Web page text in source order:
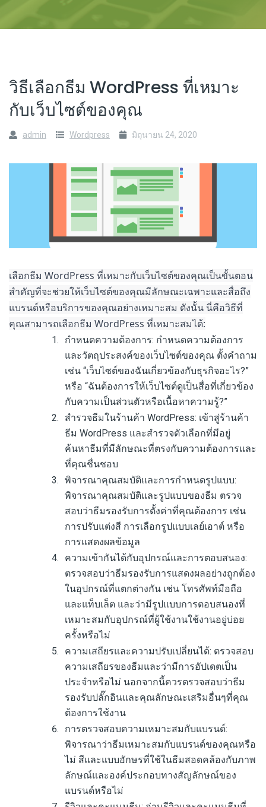
วิธีเลือกธีม WordPress ที่เหมาะ
กับเว็บไซต์ของคุณ
admin Wordpress มิถุนายน 24, 2020
เลือกธีม WordPress ที่เหมาะกับเว็บไซต์ของคุณเป็นขั้นตอน
สำคัญที่จะช่วยให้เว็บไซต์ของคุณมีลักษณะเฉพาะและสื่อถึง
แบรนด์หรือบริการของคุณอย่างเหมาะสม ดังนั้น นี่คือวิธีที่
คุณสามารถเลือกธีม WordPress ที่เหมาะสมได้:
กำหนดความต้องการ: กำหนดความต้องการ
และวัตถุประสงค์ของเว็บไซต์ของคุณ ตั้งคำถาม
เช่น “เว็บไซต์ของฉันเกี่ยวข้องกับธุรกิจอะไร?”
หรือ “ฉันต้องการให้เว็บไซต์ดูเป็นสื่อที่เกี่ยวข้อง
กับความเป็นส่วนตัวหรือเนื้อหาความรู้?”
สำรวจธีมในร้านค้า WordPress: เข้าสู่ร้านค้า
ธีม WordPress และสำรวจตัวเลือกที่มีอยู่
ค้นหาธีมที่มีลักษณะที่ตรงกับความต้องการและ
ที่คุณชื่นชอบ
พิจารณาคุณสมบัติและการกำหนดรูปแบบ:
พิจารณาคุณสมบัติและรูปแบบของธีม ตรวจ
สอบว่าธีมรองรับการตั้งค่าที่คุณต้องการ เช่น
การปรับแต่งสี การเลือกรูปแบบเลย์เอาต์ หรือ
การแสดงผลข้อมูล
ความเข้ากันได้กับอุปกรณ์และการตอบสนอง:
ตรวจสอบว่าธีมรองรับการแสดงผลอย่างถูกต้อง
ในอุปกรณ์ที่แตกต่างกัน เช่น โทรศัพท์มือถือ
และแท็บเล็ต และว่ามีรูปแบบการตอบสนองที่
เหมาะสมกับอุปกรณ์ที่ผู้ใช้งานใช้งานอยู่บ่อย
ครั้งหรือไม่
ความเสถียรและความปรับเปลี่ยนได้: ตรวจสอบ
ความเสถียรของธีมและว่ามีการอัปเดตเป็น
ประจำหรือไม่ นอกจากนี้ควรตรวจสอบว่าธีม
รองรับปลั๊กอินและคุณลักษณะเสริมอื่นๆที่คุณ
ต้องการใช้งาน
การตรวจสอบความเหมาะสมกับแบรนด์:
พิจารณาว่าธีมเหมาะสมกับแบรนด์ของคุณหรือ
ไม่ สีและแบบอักษรที่ใช้ในธีมสอดคล้องกับภาพ
ลักษณ์และองค์ประกอบทางสัญลักษณ์ของ
แบรนด์หรือไม่